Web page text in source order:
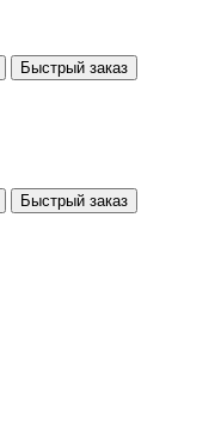
Быстрый заказ
Быстрый заказ